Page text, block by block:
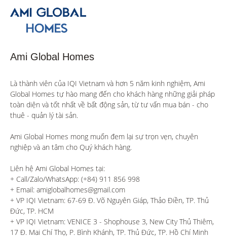
Ami Global Homes
Là thành viên của IQI Vietnam và hơn 5 năm kinh nghiệm, Ami
Global Homes tự hào mang đến cho khách hàng những giải pháp
toàn diện và tốt nhất về bất động sản, từ tư vấn mua bán - cho
thuê - quản lý tài sản.
Ami Global Homes mong muốn đem lại sự trọn vẹn, chuyên
nghiệp và an tâm cho Quý khách hàng.
Liên hệ Ami Global Homes tại:
+ Call/Zalo/WhatsApp: (+84) 911 856 998
+ Email: amiglobalhomes@gmail.com
+ VP IQI Vietnam: 67-69 Đ. Võ Nguyên Giáp, Thảo Điền, TP. Thủ
Đức, TP. HCM
+ VP IQI Vietnam: VENICE 3 - Shophouse 3, New City Thủ Thiêm,
17 Đ. Mai Chí Thọ, P. Bình Khánh, TP. Thủ Đức, TP. Hồ Chí Minh